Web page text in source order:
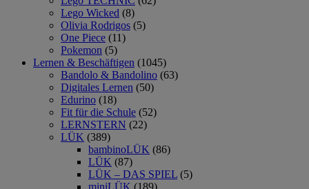
Lego Wicked (8)
Olivia Rodrigos (5)
One Piece (11)
Pokemon (5)
Lernen & Beschäftigen (1045)
Bandolo & Bandolino (63)
Digitales Lernen (50)
Edurino (18)
Fit für die Schule (52)
LERNSTERN (22)
LÜK (389)
bambinoLÜK (86)
LÜK (87)
LÜK – DAS SPIEL (5)
miniLÜK (189)